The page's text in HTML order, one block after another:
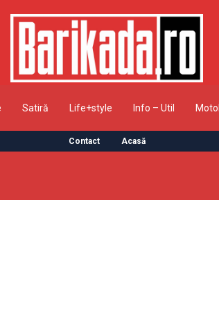
Satiră Life+style Info – Util
Contact Acasă